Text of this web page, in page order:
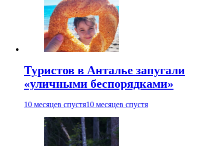
Туристов в Анталье запугали
«уличными беспорядками»
10 месяцев спустя10 месяцев спустя